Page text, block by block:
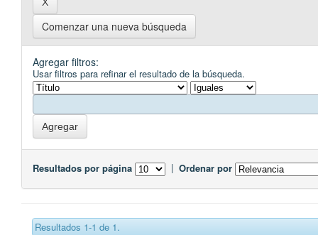
Comenzar una nueva búsqueda
Agregar filtros:
Usar filtros para refinar el resultado de la búsqueda.
Resultados por página | Ordenar por
Resultados 1-1 de 1.